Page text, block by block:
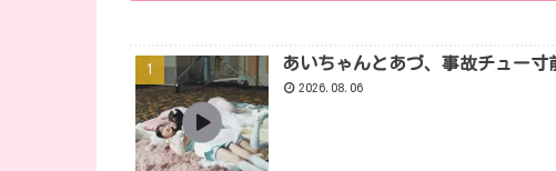
あいちゃんとあづ、事故チュー寸
2026.08.06